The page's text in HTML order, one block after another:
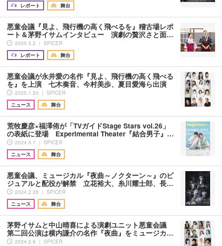
レポート
舞台
悪童会議『見よ、飛行機の高く飛べるを』稽古場レポ
ート＆茅野イサムインタビュー 演劇の贅沢さと面…
2025.5.2 ｜ SPICER
レポート
舞台
悪童会議が永井愛の名作『見よ、飛行機の高く飛べる
を』を上演 七木奏音、今村美歩、夏目愛海ら出演
2025.1.20 ｜ SPICER
ニュース
舞台
荒牧慶彦×福澤侑が「TVガイドStage Stars vol.26」
の表紙に登場 Experimental Theater『結合男子』…
2024.5.7 ｜ SPICER
ニュース
舞台
悪童会議、ミュージカル『夜曲～ノクターン～』のビ
ジュアルと配役が解禁 立花裕大、糸川耀士郎、長…
2024.2.26 ｜ SPICER
ニュース
舞台
茅野イサムと中山晴喜による演劇ユニット悪童会議
第二回公演は横内謙介の名作『夜曲』をミュージカ…
2024.2.9 ｜ SPICER